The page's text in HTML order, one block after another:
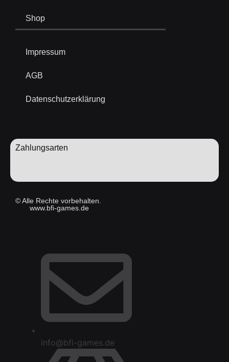
Shop
Impressum
AGB
Datenschutzerklärung
Zahlungsarten
© Alle Rechte vorbehalten.
www.bfi-games.de
info@bfi-games.de